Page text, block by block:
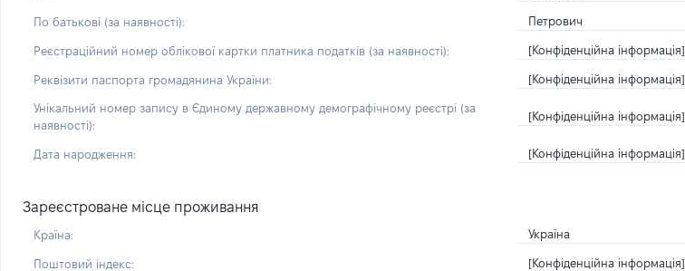
По батькові (за наявності): Петрович
Реєстраційний номер облікової картки платника податків (за наявності): [Конфіденційна інформація]
Реквізити паспорта громадянина України: [Конфіденційна інформація]
Унікальний номер запису в Єдиному державному демографічному реєстрі (за
наявності):
[Конфіденційна інформація]
Дата народження: [Конфіденційна інформація]
Зареєстроване місце проживання
Країна: Україна
Поштовий індекс: [Конфіденційна інформація]